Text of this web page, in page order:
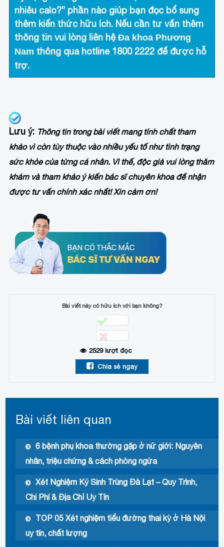
nhiêu calo?” phần nào giúp bạn đọc bổ sung
thêm kiến thức hữu ích. Nếu cần tư vấn thêm
thông tin vui lòng liên hệĐa khoa Phương
Nam thông qua hotline 1800 2222 để được hỗ
trợ.
Lưu ý: Thông tin trong bài viết mang tính chất tham
khảo vì còn tùy thuộc vào nhiều yếu tố như tình trạng
sức khỏe của từng cá nhân. Vì thế, độc giả vui lòng thăm
khám và tham khảo ý kiến bác sĩ chuyên khoa để nhận
được tư vấn chính xác nhất! Xin cảm ơn!
Bài viết này có hữu ích với bạn không?
2529lượt đọc
Chia sẻ ngay
Bài viết liên quan
6 bệnh phụ khoa thường gặp ở nữ giới: Nguyên
nhân, triệu chứng & cách phòng ngừa
Xét Nghiệm Ký Sinh Trùng Đà Lạt – Quy Trình,
Chi Phí & Địa Chỉ Uy Tín
TOP 05 Xét nghiệm tiểu đường thai kỳ ở Hà Nội
uy tín, chất lượng